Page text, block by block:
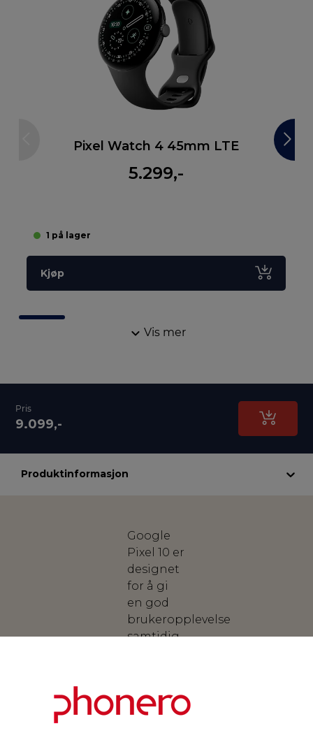
Pixel Watch 4 45mm LTE
5.299,-
1 på lager
Kjøp
Vis mer
Pris
9.099,-
Produktinformasjon
Google
Pixel 10 er
designet
for å gi
en god
brukeropplevelse
samtidig
ytelse.
Med et